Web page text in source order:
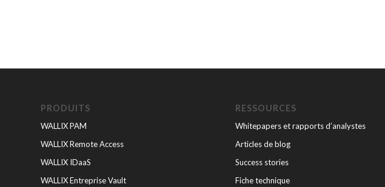
PRODUITS
WALLIX PAM
WALLIX Remote Access
WALLIX IDaaS
WALLIX Entreprise Vault
RESSOURCES
Whitepapers et rapports d’analystes
Articles de blog
Success stories
Fiche technique